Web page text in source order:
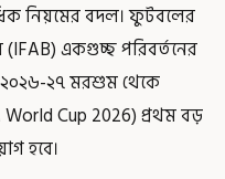
নিয়মের বদল। ফুটবলের
একগুচ্ছ পরিবর্তনের
২৭ মরশুম থেকে
World Cup 2026) প্রথম বড়
হবে।